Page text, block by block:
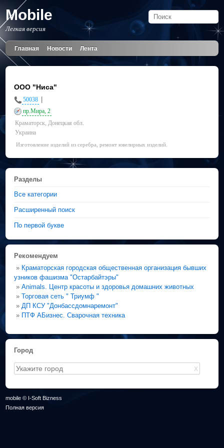
Mobile
Легкая версия
Главная Новости Лента
ООО "Ниса"
50038
пр.Мира, 2
Краматорск, Донецкая обл.
Украина
Изготовление изделий из серебра, ремонт ювелирных изделий.
Разделы
Все категории
Расширенный поиск
По первой букве
Рекомендуем
» Краматорская городская общественная организация бывших
узников фашизма "Остарбайтэры"
»Animals. Центр красоты и здоровья домашних животных
»Торговая сеть " Триумф "
» ДП КСУ "Донбассдомнаремонт"
» ПТФ АБизнес. Сварочная техника
Город
X
mobile © I-Soft Bizness
Полная версия